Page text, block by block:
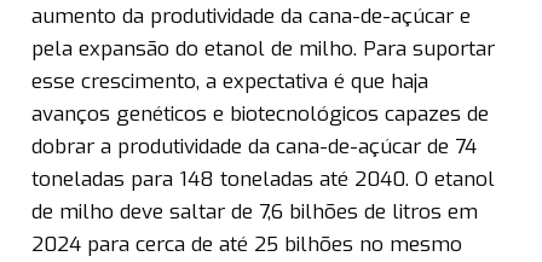
aumento da produtividade da cana-de-açúcar e
pela expansão do etanol de milho. Para suportar
esse crescimento, a expectativa é que haja
avanços genéticos e biotecnológicos capazes de
dobrar a produtividade da cana-de-açúcar de 74
toneladas para 148 toneladas até 2040. O etanol
de milho deve saltar de 7,6 bilhões de litros em
2024 para cerca de até 25 bilhões no mesmo